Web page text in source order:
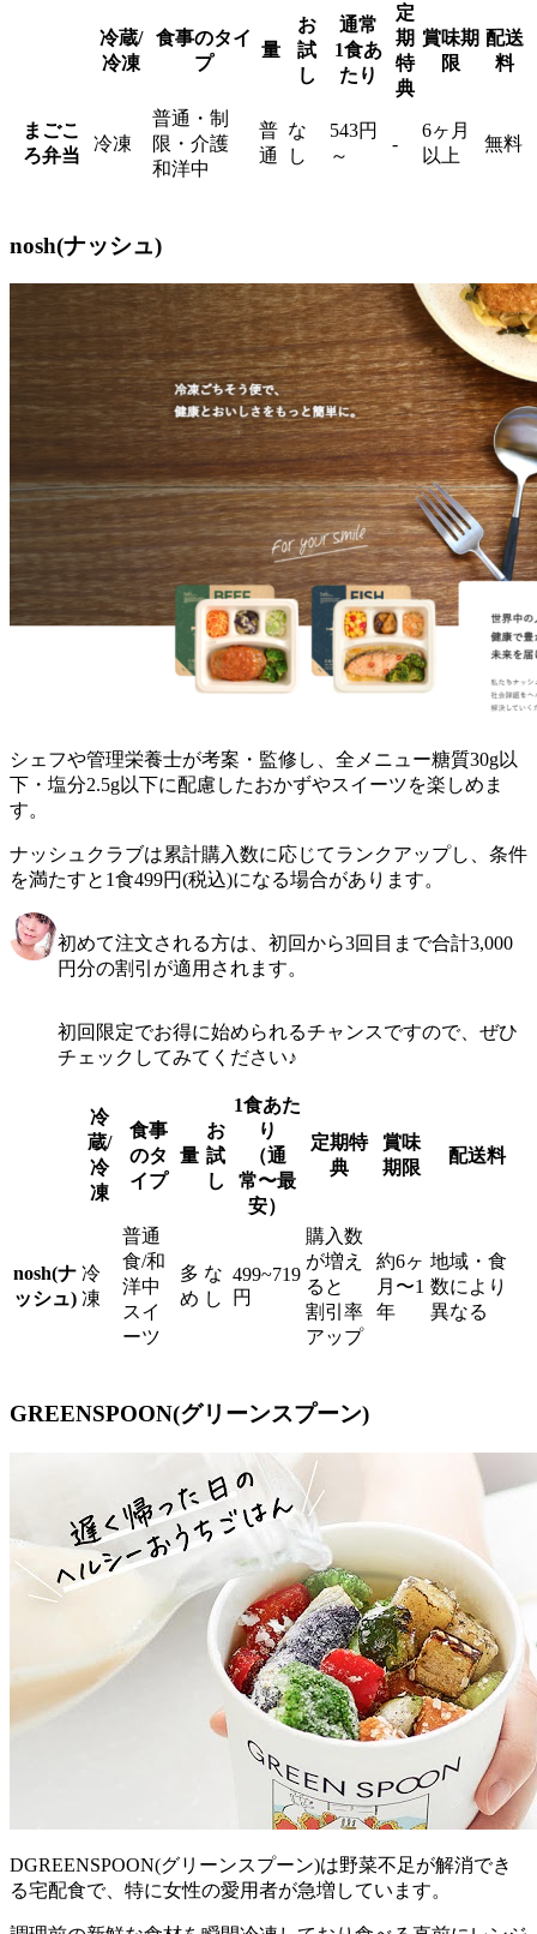
冷蔵/
冷凍
食事のタイ
プ
量
お
試
し
通常
1食あ
たり
定
期
特
典
賞味期
限
配送
料
まごこ
ろ弁当
冷凍
普通・制
限・介護
和洋中
普
通
な
し
543円
～
-
6ヶ月
以上
無料
nosh(ナッシュ)
シェフや管理栄養士が考案・監修し、全メニュー糖質30g以
下・塩分2.5g以下に配慮したおかずやスイーツを楽しめま
す。
ナッシュクラブは累計購入数に応じてランクアップし、条件
を満たすと1食499円(税込)になる場合があります。
初めて注文される方は、初回から3回目まで合計3,000
円分の割引が適用されます。
初回限定でお得に始められるチャンスですので、ぜひ
チェックしてみてください♪
冷
蔵/
冷
凍
食事
のタ
イプ
量
お
試
し
1食あた
り
（通
常〜最
安）
定期特
典
賞味
期限
配送料
nosh(ナ
ッシュ)
冷
凍
普通
食/和
洋中
スイ
ーツ
多
め
な
し
499~719
円
購入数
が増え
ると
割引率
アップ
約6ヶ
月〜1
年
地域・食
数により
異なる
GREENSPOON(グリーンスプーン)
DGREENSPOON(グリーンスプーン)は野菜不足が解消でき
る宅配食で、特に女性の愛用者が急増 しています。